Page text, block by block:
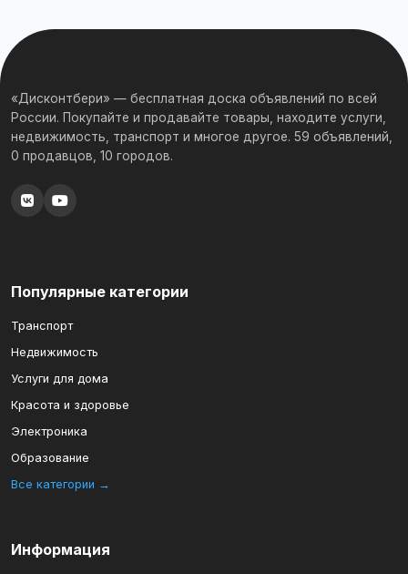
«Дисконтбери» — бесплатная доска объявлений по всей
России. Покупайте и продавайте товары, находите услуги,
недвижимость, транспорт и многое другое. 59 объявлений,
0 продавцов, 10 городов.
Популярные категории
Транспорт
Недвижимость
Услуги для дома
Красота и здоровье
Электроника
Образование
Все категории →
Информация